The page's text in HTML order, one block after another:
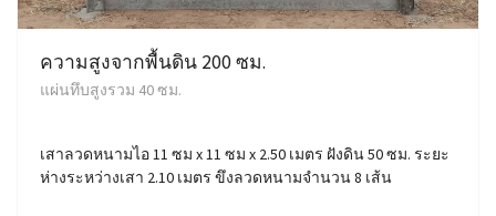
ความสูงจากพื้นดิน 200 ซม.
แผ่นทึบสูงรวม 40 ซม.
เสาลวดหนามไอ 11 ซม x 11 ซม x 2.50 เมตร ฝังดิน 50 ซม. ระยะ
ห่างระหว่างเสา 2.10 เมตร ขึงลวดหนามจำนวน 8 เส้น